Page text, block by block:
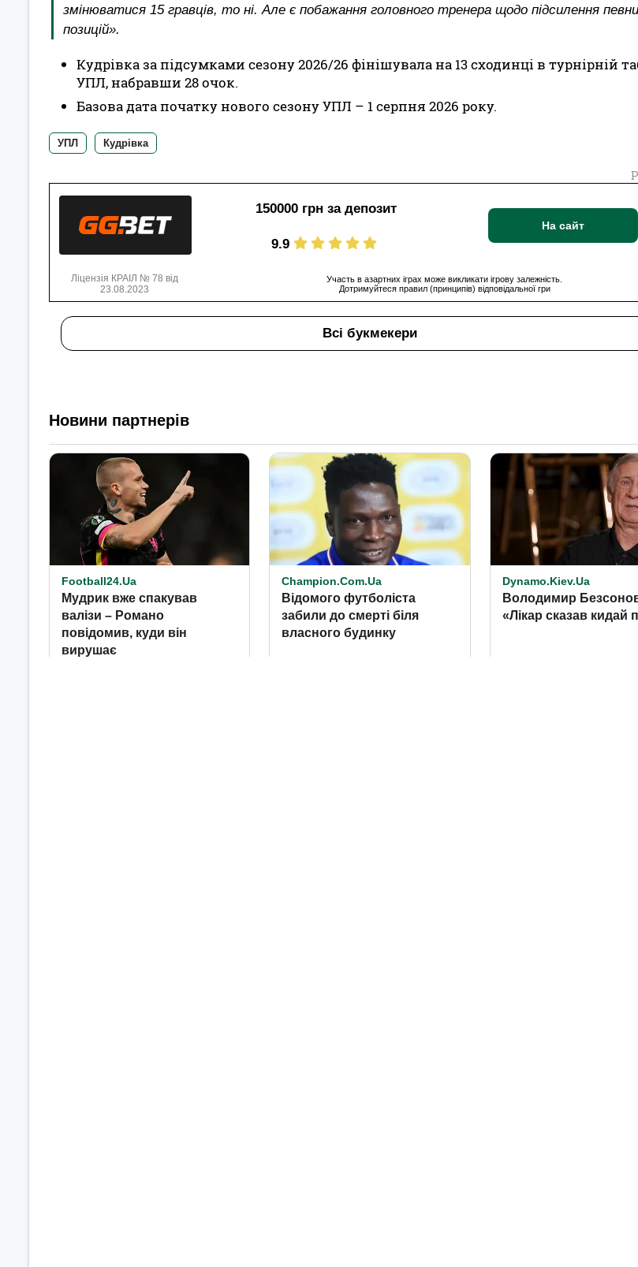
змінюватися 15 гравців, то ні. Але є побажання головного тренера щодо підсилення
позицій».
Кудрівка за підсумками сезону 2026/26 фінішувала на 13 сходинці в турнірній
УПЛ, набравши 28 очок.
Базова дата початку нового сезону УПЛ – 1 серпня 2026 року.
УПЛ Кудрівка
150000 грн за депозит
9.9
На сайт
Ліцензія КРАІЛ № 78 від
23.08.2023
Участь в азартних іграх може викликати ігрову залежність.
Дотримуйтеся правил (принципів) відповідальної гри
Всі букмекери